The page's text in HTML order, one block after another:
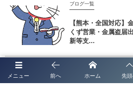
ブログ一覧
【熊本・全国対応】
くず営業・金属盗届
新等支...
メニュー 前へ ホーム 先